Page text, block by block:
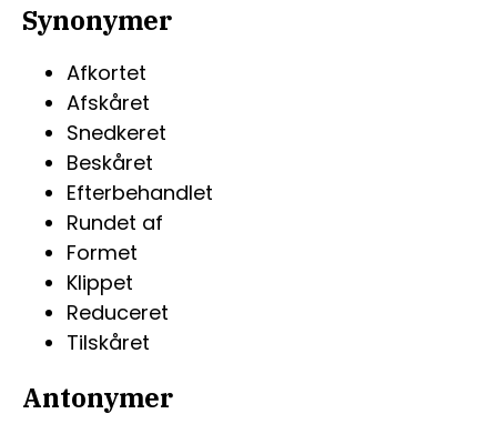
Synonymer
Afkortet
Afskåret
Snedkeret
Beskåret
Efterbehandlet
Rundet af
Formet
Klippet
Reduceret
Tilskåret
Antonymer